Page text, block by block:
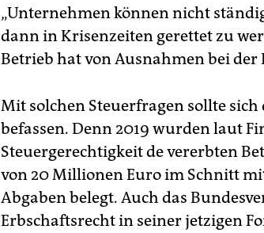
„Unternehmen können nicht
dann in Krisenzeiten gerettet zu
Betrieb hat von Ausnahmen bei
Mit solchen Steuerfragen sollte
befassen. Denn 2019 wurden laut
Steuergerechtigkeit de vererbten
von 20 Millionen Euro im Schnitt
Abgaben belegt. Auch das
Erbschaftsrecht in seiner jetzigen